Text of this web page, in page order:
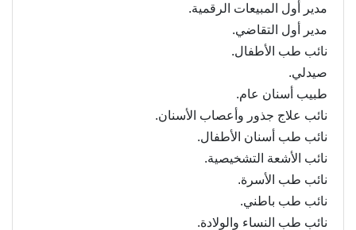
مدير أول المبيعات الرقمية.
مدير أول التقاضي.
نائب طب الأطفال.
صيدلي.
طبيب أسنان عام.
نائب علاج جذور وأعصاب الأسنان.
نائب طب أسنان الأطفال.
نائب الأشعة التشخيصية.
نائب طب الأسرة.
نائب طب باطني.
نائب طب النساء والولادة.